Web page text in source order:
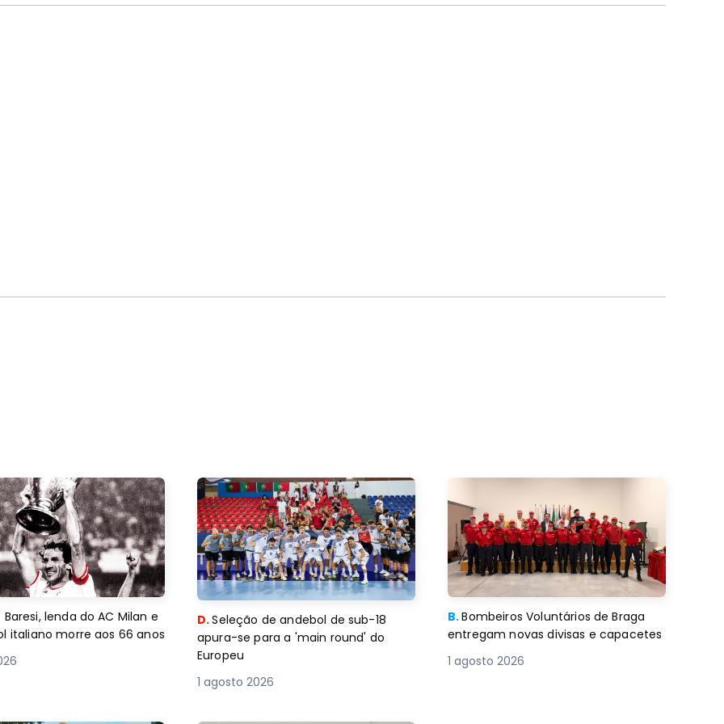
Baresi, lenda do AC Milan e
italiano morre aos 66 anos
D.Seleção de andebol de sub-18
apura-se para a 'main round' do
Europeu
1 agosto 2026
B.Bombeiros Voluntários de Braga
entregam novas divisas e capacetes
1 agosto 2026